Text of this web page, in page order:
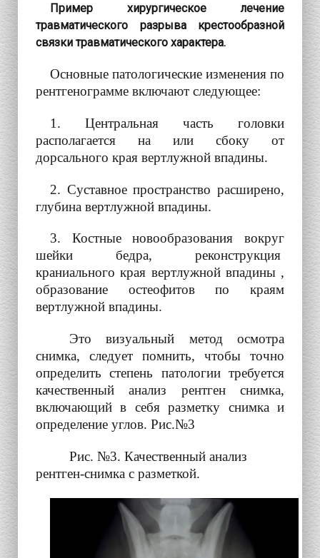
Пример хирургическое лечение
травматического разрыва крестообразной
связки травматического характера.
Основные патологические изменения по
рентгенограмме включают следующее:
1. Центральная часть головки
располагается на или сбоку от
дорсального края вертлужной впадины.
2. Суставное пространство расширено,
глубина вертлужной впадины.
3. Костные новообразования вокруг
шейки бедра, реконструкция
краниального края вертлужной впадины ,
образование остеофитов по краям
вертлужной впадины.
Это визуальный метод осмотра
снимка, следует помнить, чтобы точно
определить степень патологии требуется
качественный анализ рентген снимка,
включающий в себя разметку снимка и
определение углов. Рис.№3
Рис. №3. Качественный анализ
рентген-снимка с разметкой.